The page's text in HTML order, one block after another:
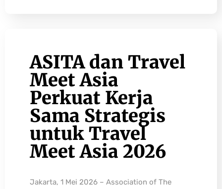
ASITA dan Travel
Meet Asia
Perkuat Kerja
Sama Strategis
untuk Travel
Meet Asia 2026
Jakarta, 1 Mei 2026 – Association of The